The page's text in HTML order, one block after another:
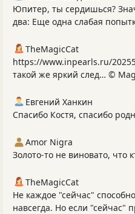
Юпитер, ты сердишься?
два: Еще одна слабая
TheMagicCat
https://www.inpearls.ru/
такой же яркий след… ©
Евгений Ханкин
Спасибо Костя, спасибо
Amor Nigra
Золото-то не виновато, что
TheMagicCat
Не каждое "сейчас"
навсегда. Но если "сейчас"